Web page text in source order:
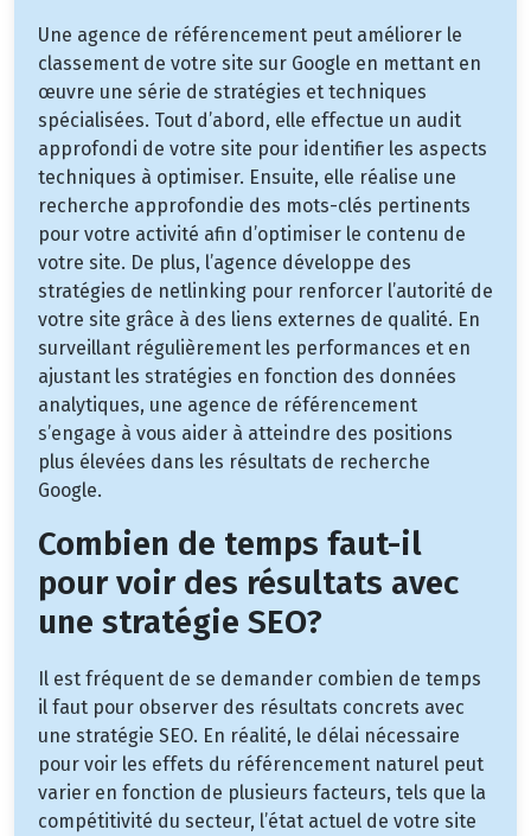
Une agence de référencement peut améliorer le
classement de votre site sur Google en mettant en
œuvre une série de stratégies et techniques
spécialisées. Tout d’abord, elle effectue un audit
approfondi de votre site pour identifier les aspects
techniques à optimiser. Ensuite, elle réalise une
recherche approfondie des mots-clés pertinents
pour votre activité afin d’optimiser le contenu de
votre site. De plus, l’agence développe des
stratégies de netlinking pour renforcer l’autorité de
votre site grâce à des liens externes de qualité. En
surveillant régulièrement les performances et en
ajustant les stratégies en fonction des données
analytiques, une agence de référencement
s’engage à vous aider à atteindre des positions
plus élevées dans les résultats de recherche
Google.
Combien de temps faut-il
pour voir des résultats avec
une stratégie SEO?
Il est fréquent de se demander combien de temps
il faut pour observer des résultats concrets avec
une stratégie SEO. En réalité, le délai nécessaire
pour voir les effets du référencement naturel peut
varier en fonction de plusieurs facteurs, tels que la
compétitivité du secteur, l’état actuel de votre site